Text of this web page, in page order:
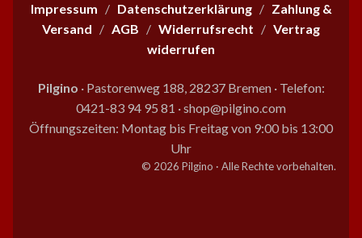
Impressum / Datenschutzerklärung/ Zahlung &
Versand / AGB / Widerrufsrecht / Vertrag
widerrufen
Pilgino · Pastorenweg 188, 28237 Bremen ·Telefon:
0421-83 94 95 81 ·shop@pilgino.com
Öffnungszeiten: Montag bis Freitag von 9:00 bis 13:00
Uhr
© 2026 Pilgino · Alle Rechte vorbehalten.